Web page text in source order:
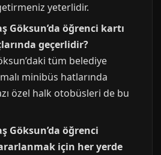
yeterlidir.
Göksun’da öğrenci kartı
geçerlidir?
tüm belediye
minibüs hatlarında
özel halk otobüsleri de bu
Göksun’da öğrenci
için her yerde